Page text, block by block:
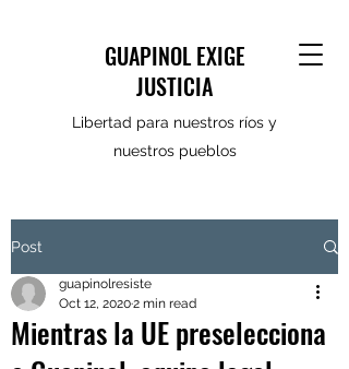
GUAPINOL EXIGE
JUSTICIA
Libertad para nuestros ríos y
nuestros pueblos
Post
Mientras la UE preselecciona
guapinolresiste
Oct 12, 20202 min read